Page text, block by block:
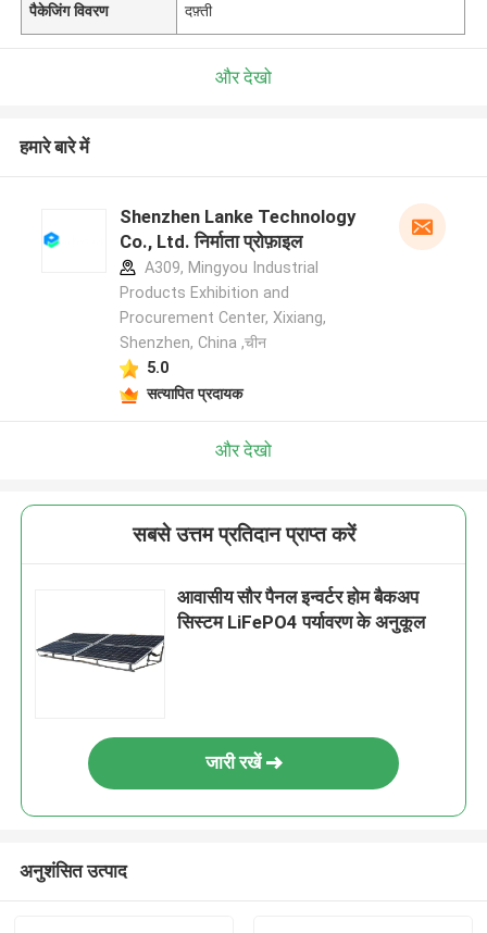
पैकेजिंग विवरण दफ़्ती
और देखो
हमारे बारे में
Shenzhen Lanke Technology
Co., Ltd. निर्माता प्रोफ़ाइल
A309, Mingyou Industrial
Products Exhibition and
Procurement Center, Xixiang,
Shenzhen, China ,चीन
5.0
सत्यापित प्रदायक
और देखो
सबसे उत्तम प्रतिदान प्राप्त करें
आवासीय सौर पैनल इन्वर्टर होम बैकअप
सिस्टम LiFePO4 पर्यावरण के अनुकूल
जारी रखें
अनुशंसित उत्पाद